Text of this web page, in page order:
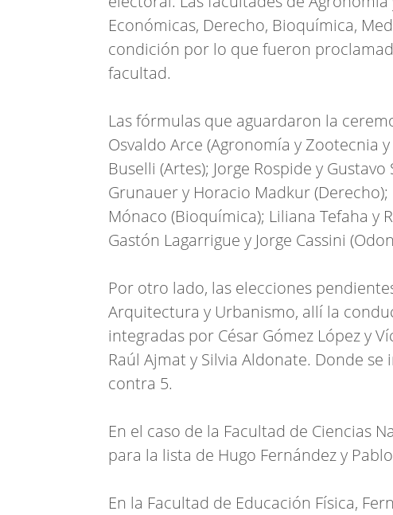
Económicas, Derecho, Bioquímica,
condición por lo que fueron
facultad.
Las fórmulas que aguardaron la
Osvaldo Arce (Agronomía y Zootecnia
Buselli (Artes); Jorge Rospide y
Grunauer y Horacio Madkur
Mónaco (Bioquímica); Liliana Tefaha y
Gastón Lagarrigue y Jorge Cassini
Por otro lado, las elecciones
Arquitectura y Urbanismo, allí la
integradas por César Gómez López y
Raúl Ajmat y Silvia Aldonate. Donde
contra 5.
En el caso de la Facultad de Ciencias
para la lista de Hugo Fernández y
En la Facultad de Educación Física,